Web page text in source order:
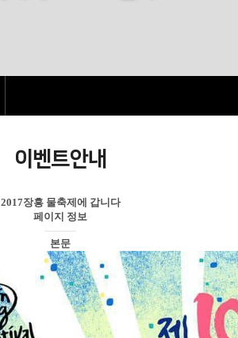
이벤트안내
2017장흥 물축제에 갑니다
페이지 정보
본문